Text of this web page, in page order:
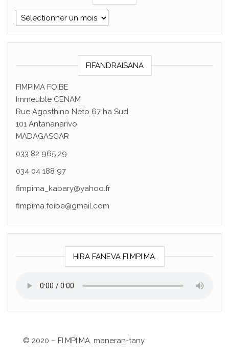
ARISIVA
FIFANDRAISANA
FIMPIMA FOIBE
Immeuble CENAM
Rue Agosthino Néto 67 ha Sud
101 Antananarivo
MADAGASCAR
033 82 965 29
034 04 188 97
fimpima_kabary@yahoo.fr
fimpima.foibe@gmail.com
HIRA FANEVA FI.MPI.MA.
© 2020 – FI.MPI.MA. maneran-tany